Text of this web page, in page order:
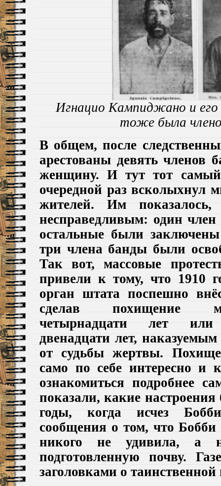
Игнацио Кампиджано и
тоже была
В общем, после
арестованы девять членов
женщину.И тут тот
очередной раз всколыхнул
жителей. Им
несправедливым: один
остальные были
три члена банды были
Так вот, массовые
привели к тому, что 1910
орган штата поспешно
сделав похищение
четырнадцати лет
двенадцати лет,
от судьбы жертвы.
само по себе интересно
ознакомиться подробнее
показали, какие
годы, когда исчез
сообщения о том, что Бобби
никого не удивила, а
подготовленную почву.
заголовками о таинственной